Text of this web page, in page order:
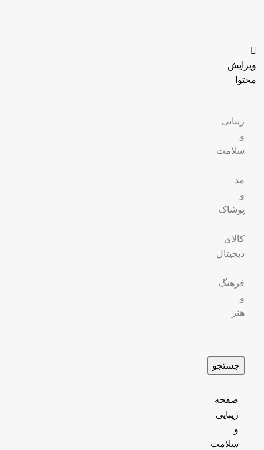
ویرایش
محتوا
زیبایی
و
سلامت
مد
و
پوشاک
کالای
دیجیتال
فرهنگ
و
هنر
جستجو
صفحه
زیبایی
و
سلامت